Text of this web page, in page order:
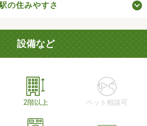
の住みやすさ
設備など
2階以上 ペット相談可